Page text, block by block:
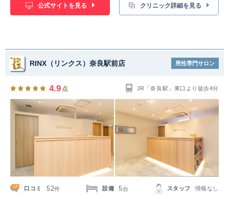
公式サイトを見る クリニック詳細を見る
RINX（リンクス）奈良駅前店 男性専門サロン
4.9 点 JR「奈良駅」東口より徒歩4分
口コミ 52件 設備 5台 スタッフ 情報なし